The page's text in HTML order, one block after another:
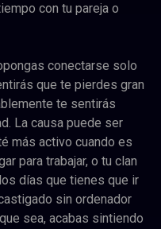
con tu pareja o
conectarse solo
que te pierdes gran
te sentirás
La causa puede ser
más activo cuando es
para trabajar, o tu clan
días que tienes que ir
sin ordenador
sea, acabas sintiendo